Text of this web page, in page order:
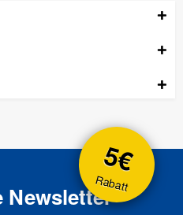
5€
Rabatt
Newsletter